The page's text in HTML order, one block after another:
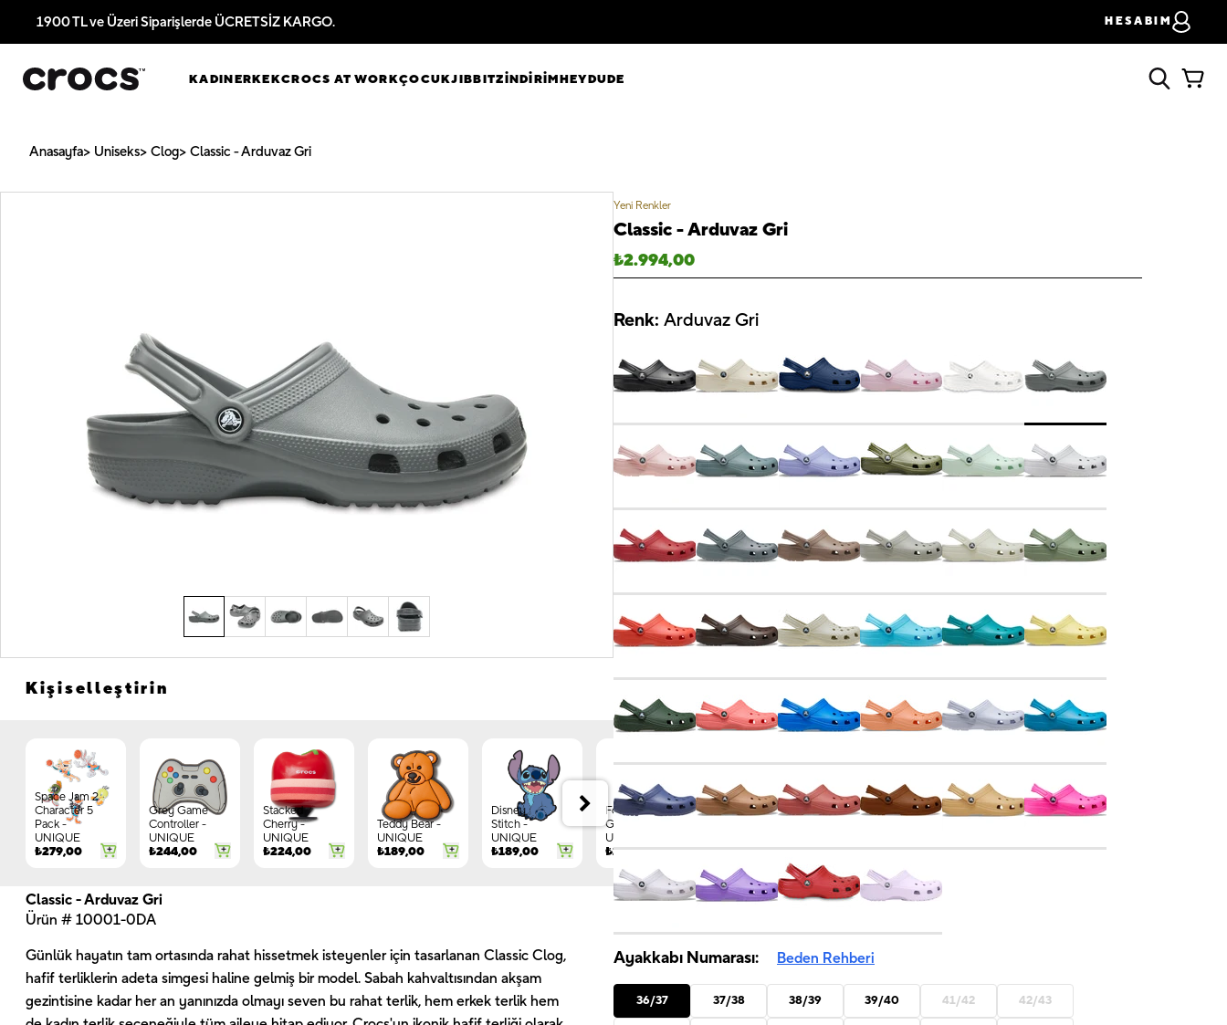
1900 TL ve Üzeri Siparişlerde ÜCRETSİZ KARGO. HESABIM
KADINERKEKCROCS AT WORKÇOCUKJIBBITZİNDİRİMHEYDUDE
Anasayfa Uniseks Clog Classic - Arduvaz Gri
Kişiselleştirin
Space Jam 2
Character 5
Pack -
UNIQUE
₺279,00
Grey Game
Controller -
UNIQUE
₺244,00
Stacked
Cherry -
UNIQUE
₺224,00
Teddy Bear -
UNIQUE
₺189,00
Disney
Stitch -
UNIQUE
₺189,00
Forest
Gnome -
UNIQUE
₺149,00
Jibbitz
₺244,00
Captain
₺189,00
Paw Patrol
₺244,00
Blooming
₺224,00
Classic - Arduvaz Gri
Ürün # 10001-0DA
Günlük hayatın tam ortasında rahat hissetmek isteyenler için tasarlanan Classic Clog,
hafif terliklerin adeta simgesi haline gelmiş bir model. Sabah kahvaltısından akşam
gezintisine kadar her an yanınızda olmayı seven bu rahat terlik, hem erkek terlik hem
Yeni Renkler
Classic - Arduvaz Gri
₺2.994,00
Renk: Arduvaz Gri
Ayakkabı Numarası: Beden Rehberi
36/37 37/38 38/39 39/40 41/42 42/43